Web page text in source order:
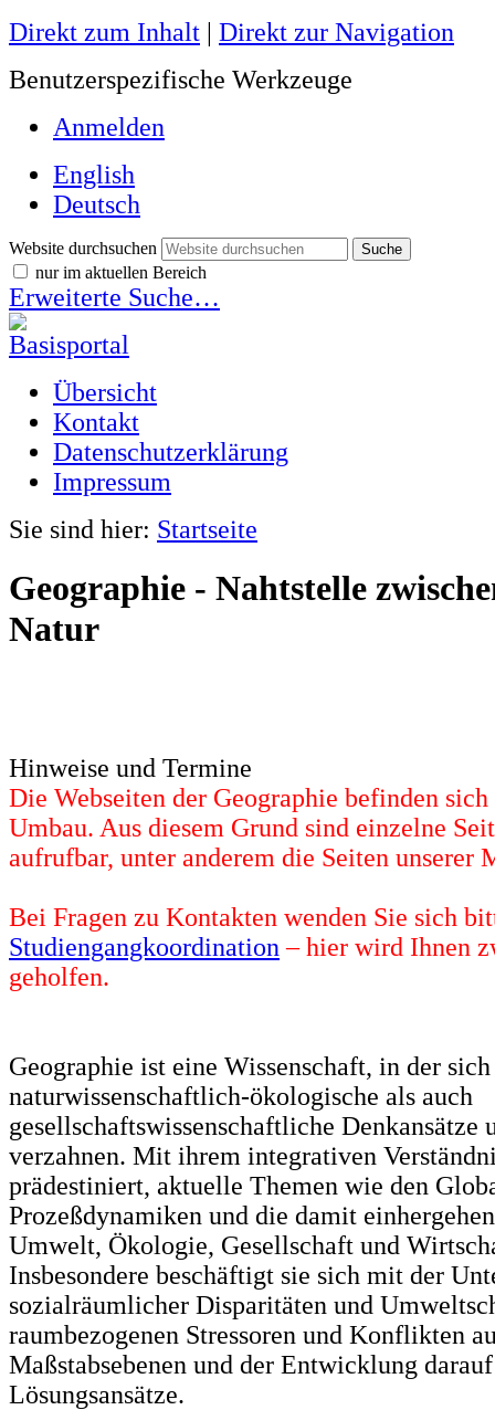
Direkt zum Inhalt | Direkt zur Navigation
Benutzerspezifische Werkzeuge
Anmelden
English
Deutsch
Website durchsuchen
nur im aktuellen Bereich
Erweiterte Suche…
Übersicht
Kontakt
Datenschutzerklärung
Impressum
Sie sind hier: Startseite
Geographie - Nahtstelle
Natur
Hinweise und Termine
Die Webseiten der Geographie befinden
Umbau. Aus diesem Grund sind einzelne
aufrufbar, unter anderem die Seiten unserer
Bei Fragen zu Kontakten wenden Sie sich
Studiengangkoordination – hier wird Ihnen
geholfen.
Geographie ist eine Wissenschaft, in der
naturwissenschaftlich-ökologische als auch
gesellschaftswissenschaftliche
verzahnen. Mit ihrem integrativen
prädestiniert, aktuelle Themen wie den
Prozeßdynamiken und die damit
Umwelt, Ökologie, Gesellschaft und
Insbesondere beschäftigt sie sich mit der
sozialräumlicher Disparitäten und
raumbezogenen Stressoren und Konflikten
Maßstabsebenen und der Entwicklung
Lösungsansätze.